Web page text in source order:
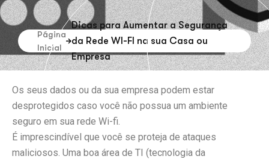
Página
Inicial
Dicas para Aumentar a Segurança
da Rede WI-FI na sua Casa ou
Empresa
Os seus dados ou da sua empresa podem estar
desprotegidos caso você não possua um ambiente
seguro em sua rede Wi-fi.
É imprescindível que você se proteja de ataques
maliciosos. Uma boa área de TI (tecnologia da